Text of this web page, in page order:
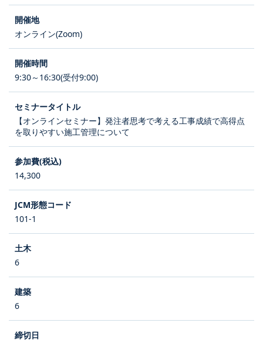
オンライン(Zoom)
9:30～16:30(受付9:00)
【オンラインセミナー】発注者思考で考える工事成績で高得点
を取りやすい施工管理について
14,300
101-1
6
6